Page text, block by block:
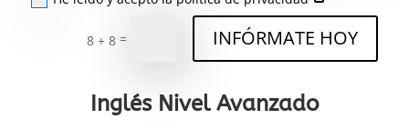
8 + 8 = INFÓRMATE HOY
Inglés Nivel Avanzado